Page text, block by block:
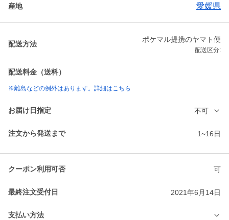
産地 愛媛県
配送方法
ポケマル提携のヤマト便
配送区分:
配送料金（送料）
※離島などの例外はあります。詳細はこちら
お届け日指定 不可
注文から発送まで 1~16日
クーポン利用可否 可
最終注文受付日 2021年6月14日
支払い方法